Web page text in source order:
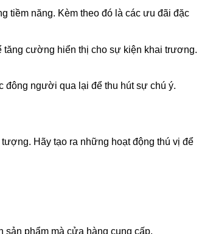
tiềm năng. Kèm theo đó là các ưu đãi đặc
tăng cường hiển thị cho sự kiện khai trương.
đông người qua lại để thu hút sự chú ý.
Hãy tạo ra những hoạt động thú vị để
sản phẩm mà cửa hàng cung cấp.